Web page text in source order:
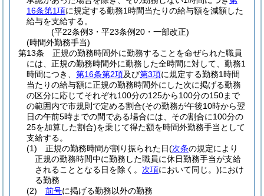
16条第1項に規定する勤務1時間当たりの給与額を減額した
給与を支給する。
(平22条例3・平23条例20・一部改正)
(時間外勤務手当)
第13条
正規の勤務時間外に勤務することを命ぜられた職員
には、正規の勤務時間外に勤務した全時間に対して、勤務1
時間につき、 第16条第2項及び第3項に規定する勤務1時間
当たりの給与額に正規の勤務時間外にした次に掲げる勤務
の区分に応じてそれぞれ100分の125から100分の150まで
の範囲内で市規則で定める割合(その勤務が午後10時から翌
日の午前5時までの間である場合には、その割合に100分の
25を加算した割合)を乗じて得た額を時間外勤務手当として
支給する。
(1)
正規の勤務時間が割り振られた日(次条の規定により
正規の勤務時間中に勤務した職員に休日勤務手当が支給
されることとなる日を除く。 次項において同じ。)におけ
る勤務
(2)
前号に掲げる勤務以外の勤務